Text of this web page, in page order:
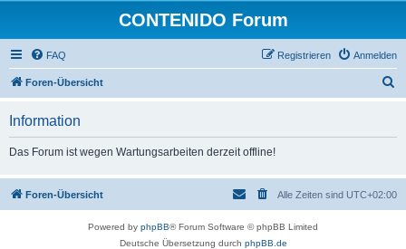
CONTENIDO Forum
FAQ Anmelden
Registrieren
Foren-Übersicht
Information
Das Forum ist wegen Wartungsarbeiten derzeit offline!
Foren-Übersicht Alle Zeiten sind UTC+02:00
Powered by phpBB® Forum Software © phpBB Limited
Deutsche Übersetzung durch phpBB.de